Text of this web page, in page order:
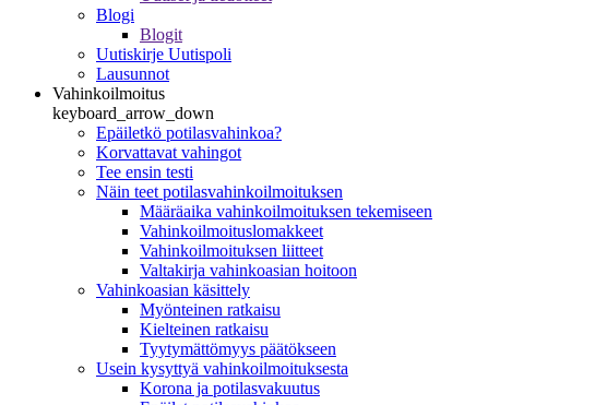
Blogi
Blogit
Uutiskirje Uutispoli
Lausunnot
Vahinkoilmoitus
keyboard_arrow_down
Epäiletkö potilasvahinkoa?
Korvattavat vahingot
Tee ensin testi
Näin teet potilasvahinkoilmoituksen
Määräaika vahinkoilmoituksen tekemiseen
Vahinkoilmoituslomakkeet
Vahinkoilmoituksen liitteet
Valtakirja vahinkoasian hoitoon
Vahinkoasian käsittely
Myönteinen ratkaisu
Kielteinen ratkaisu
Tyytymättömyys päätökseen
Usein kysyttyä vahinkoilmoituksesta
Korona ja potilasvakuutus